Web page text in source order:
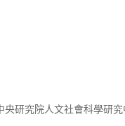
央研究院人文社會科學研